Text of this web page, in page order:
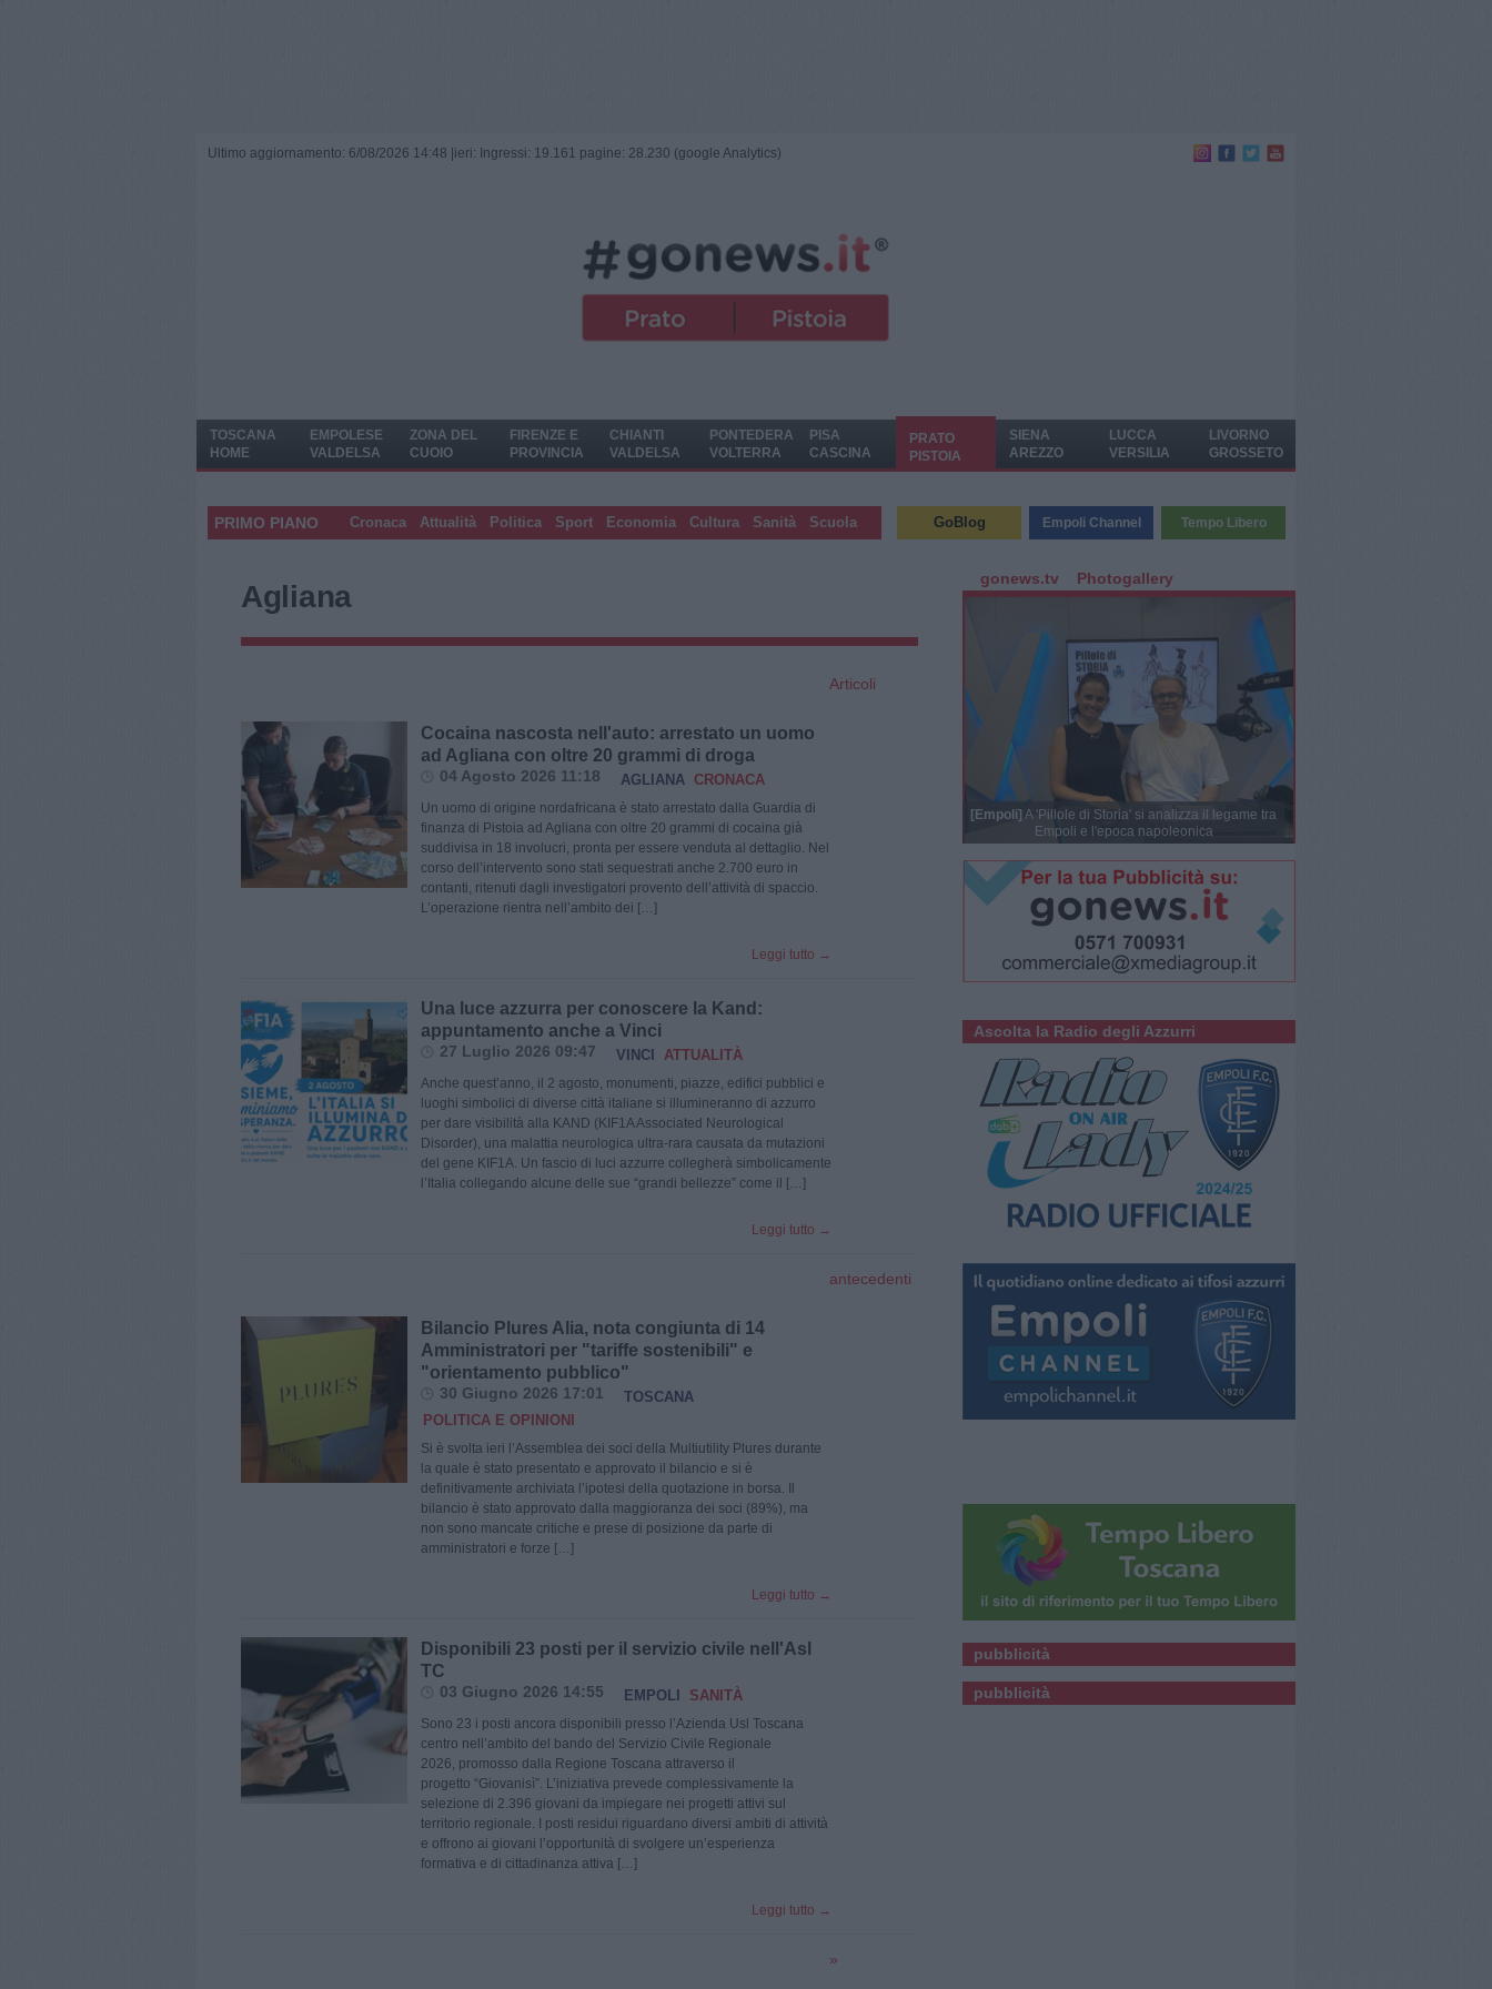
Ultimo aggiornamento: 6/08/2026 14:48 | ieri: Ingressi: 19.161 pagine: 28.230 (google Analytics)
TOSCANA
HOME
EMPOLESE
VALDELSA
ZONA DEL
CUOIO
FIRENZE E
PROVINCIA
CHIANTI
VALDELSA
PONTEDERA
VOLTERRA
PISA
CASCINA
PRATO
PISTOIA
SIENA
AREZZO
LUCCA
VERSILIA
LIVORNO
GROSSETO
PRIMO PIANO Cronaca Attualità Politica Sport Economia Cultura Sanità Scuola GoBlog Empoli Channel Tempo Libero
Agliana
Cocaina nascosta nell'auto: arrestato un uomo
ad Agliana con oltre 20 grammi di droga
04 Agosto 2026 11:18 AGLIANA CRONACA
Un uomo di origine nordafricana è stato arrestato dalla Guardia di
finanza di Pistoia ad Agliana con oltre 20 grammi di cocaina già
suddivisa in 18 involucri, pronta per essere venduta al dettaglio. Nel
corso dell’intervento sono stati sequestrati anche 2.700 euro in
contanti, ritenuti dagli investigatori provento dell’attività di spaccio.
L’operazione rientra nell’ambito dei […]
Leggi tutto →
Una luce azzurra per conoscere la Kand:
appuntamento anche a Vinci
27 Luglio 2026 09:47 VINCI ATTUALITÀ
Anche quest’anno, il 2 agosto, monumenti, piazze, edifici pubblici e
luoghi simbolici di diverse città italiane si illumineranno di azzurro
per dare visibilità alla KAND (KIF1A Associated Neurological
Disorder), una malattia neurologica ultra-rara causata da mutazioni
del gene KIF1A. Un fascio di luci azzurre collegherà simbolicamente
l’Italia collegando alcune delle sue “grandi bellezze” come il […]
Leggi tutto →
Bilancio Plures Alia, nota congiunta di 14
Amministratori per "tariffe sostenibili" e
"orientamento pubblico"
30 Giugno 2026 17:01
TOSCANA
POLITICA E OPINIONI
Si è svolta ieri l’Assemblea dei soci della Multiutility Plures durante
la quale è stato presentato e approvato il bilancio e si è
definitivamente archiviata l’ipotesi della quotazione in borsa. Il
bilancio è stato approvato dalla maggioranza dei soci (89%), ma
non sono mancate critiche e prese di posizione da parte di
amministratori e forze […]
Leggi tutto →
Disponibili 23 posti per il servizio civile nell'Asl
TC
03 Giugno 2026 14:55 EMPOLI SANITÀ
Sono 23 i posti ancora disponibili presso l’Azienda Usl Toscana
centro nell’ambito del bando del Servizio Civile Regionale
2026, promosso dalla Regione Toscana attraverso il
progetto “Giovanisì”. L’iniziativa prevede complessivamente la
selezione di 2.396 giovani da impiegare nei progetti attivi sul
territorio regionale. I posti residui riguardano diversi ambiti di attività
e offrono ai giovani l’opportunità di svolgere un’esperienza
formativa e di cittadinanza attiva […]
Leggi tutto →
Articoli
antecedenti
»
gonews.tv Photogallery
[Empoli] A 'Pillole di Storia' si analizza il legame tra
Empoli e l'epoca napoleonica
Ascolta la Radio degli Azzurri
pubblicità
pubblicità